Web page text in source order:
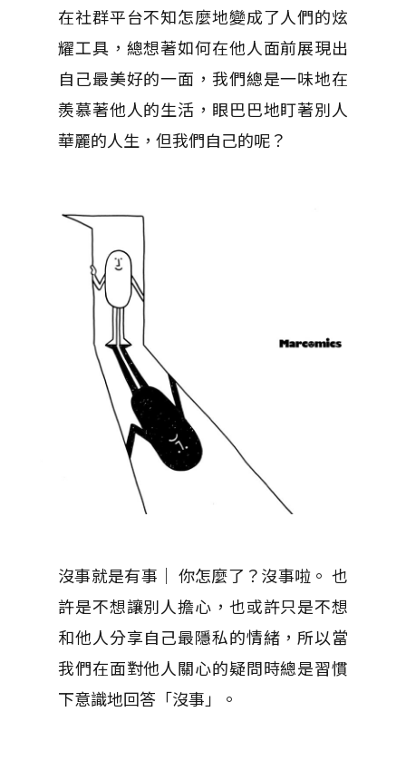
在社群平台不知怎麼地變成了人們的炫
耀工具，總想著如何在他人面前展現出
自己最美好的一面，我們總是一味地在
羨慕著他人的生活，眼巴巴地盯著別人
華麗的人生，但我們自己的呢？
沒事就是有事｜ 你怎麼了？沒事啦。 也
許是不想讓別人擔心，也或許只是不想
和他人分享自己最隱私的情緒，所以當
我們在面對他人關心的疑問時總是習慣
下意識地回答「沒事」。